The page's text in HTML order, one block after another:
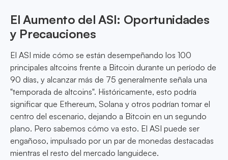
El Aumento del ASI: Oportunidades
y Precauciones
El ASI mide cómo se están desempeñando los 100
principales altcoins frente a Bitcoin durante un período de
90 días, y alcanzar más de 75 generalmente señala una
"temporada de altcoins". Históricamente, esto podría
significar que Ethereum, Solana y otros podrían tomar el
centro del escenario, dejando a Bitcoin en un segundo
plano. Pero sabemos cómo va esto. El ASI puede ser
engañoso, impulsado por un par de monedas destacadas
mientras el resto del mercado languidece.